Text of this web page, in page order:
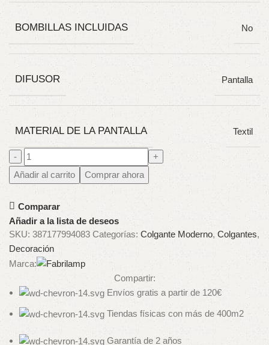
BOMBILLAS INCLUIDAS No
DIFUSOR Pantalla
MATERIAL DE LA PANTALLA Textil
Añadir al carrito Comprar ahora
Comparar
Añadir a la lista de deseos
SKU: 387177994083 Categorías: Colgante Moderno, Colgantes,
Decoración
Marca:
Compartir:
Envíos gratis a partir de 120€
Tiendas físicas con más de 400m2
Garantía de 2 años